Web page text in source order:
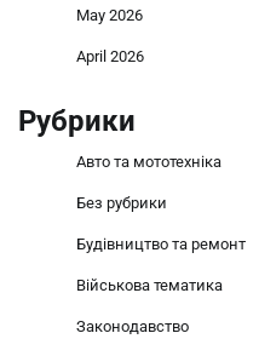
May 2026
April 2026
Рубрики
Авто та мототехніка
Без рубрики
Будівництво та ремонт
Військова тематика
Законодавство